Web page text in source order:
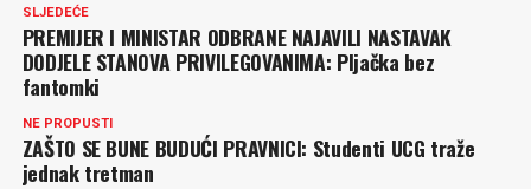
SLJEDEĆE
PREMIJER I MINISTAR ODBRANE NAJAVILI NASTAVAK
DODJELE STANOVA PRIVILEGOVANIMA: Pljačka bez
fantomki
NE PROPUSTI
ZAŠTO SE BUNE BUDUĆI PRAVNICI: Studenti UCG traže
jednak tretman